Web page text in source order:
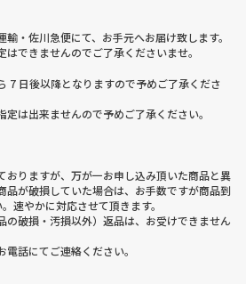
・佐川急便にて、お手元へお届け致します。
できませんのでご了承くださいませ。
7 日後以降となりますので予めご了承くださ
は出来ませんので予めご了承ください。
おりますが、万が一お申し込み頂いた商品と異
品が破損していた場合は、お手数ですが商品到
速やかに対応させて頂きます。
の破損・汚損以外）返品は、お受けできません
話にてご連絡ください。